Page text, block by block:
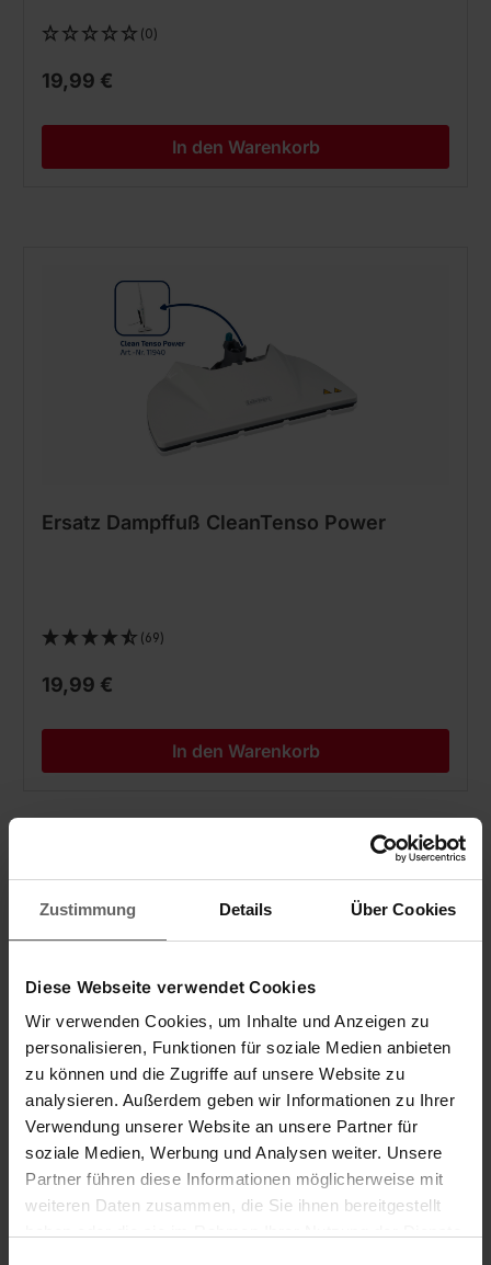
Zustimmung Details Über Cookies
Diese Webseite verwendet Cookies
Wir verwenden Cookies, um Inhalte und Anzeigen zu
personalisieren, Funktionen für soziale Medien anbieten
zu können und die Zugriffe auf unsere Website zu
analysieren. Außerdem geben wir Informationen zu Ihrer
Verwendung unserer Website an unsere Partner für
soziale Medien, Werbung und Analysen weiter. Unsere
Partner führen diese Informationen möglicherweise mit
weiteren Daten zusammen, die Sie ihnen bereitgestellt
(0)
19,99 €
In den Warenkorb
Ersatz Dampffuß CleanTenso Power
(69)
19,99 €
In den Warenkorb
Teppichgleiter CleanTenso Power
(69)